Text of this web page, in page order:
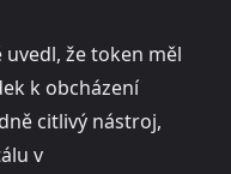
že token měl
k obcházení
citlivý nástroj,
v